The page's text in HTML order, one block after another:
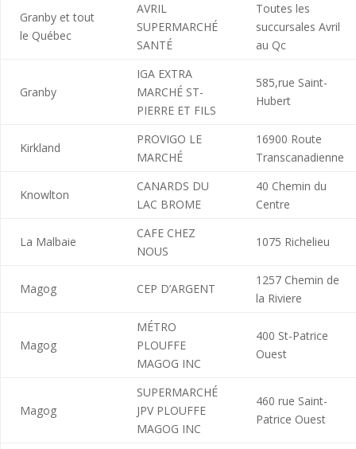
Granby et tout
le Québec
AVRIL
SUPERMARCHÉ
SANTÉ
Toutes les
succursales Avril
au Qc
Granby
IGA EXTRA
MARCHÉ ST-
PIERRE ET FILS
585,rue Saint-
Hubert
Kirkland
PROVIGO LE
MARCHÉ
16900 Route
Transcanadienne
Knowlton
CANARDS DU
LAC BROME
40 Chemin du
Centre
La Malbaie
CAFE CHEZ
NOUS
1075 Richelieu
Magog CEP D’ARGENT
1257 Chemin de
la Riviere
Magog
MÉTRO
PLOUFFE
MAGOG INC
400 St-Patrice
Ouest
Magog
SUPERMARCHÉ
JPV PLOUFFE
MAGOG INC
460 rue Saint-
Patrice Ouest